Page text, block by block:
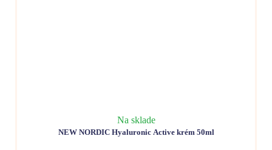
Na sklade
NEW NORDIC Hyaluronic Active krém 50ml